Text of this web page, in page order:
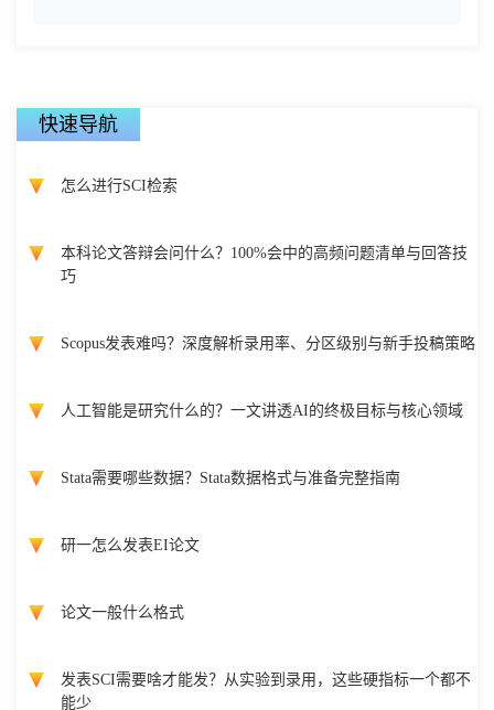
快速导航
怎么进行SCI检索
本科论文答辩会问什么？100%会中的高频问题清单与回答技
巧
Scopus发表难吗？深度解析录用率、分区级别与新手投稿策略
人工智能是研究什么的？一文讲透AI的终极目标与核心领域
Stata需要哪些数据？Stata数据格式与准备完整指南
研一怎么发表EI论文
论文一般什么格式
发表SCI需要啥才能发？从实验到录用，这些硬指标一个都不
能少